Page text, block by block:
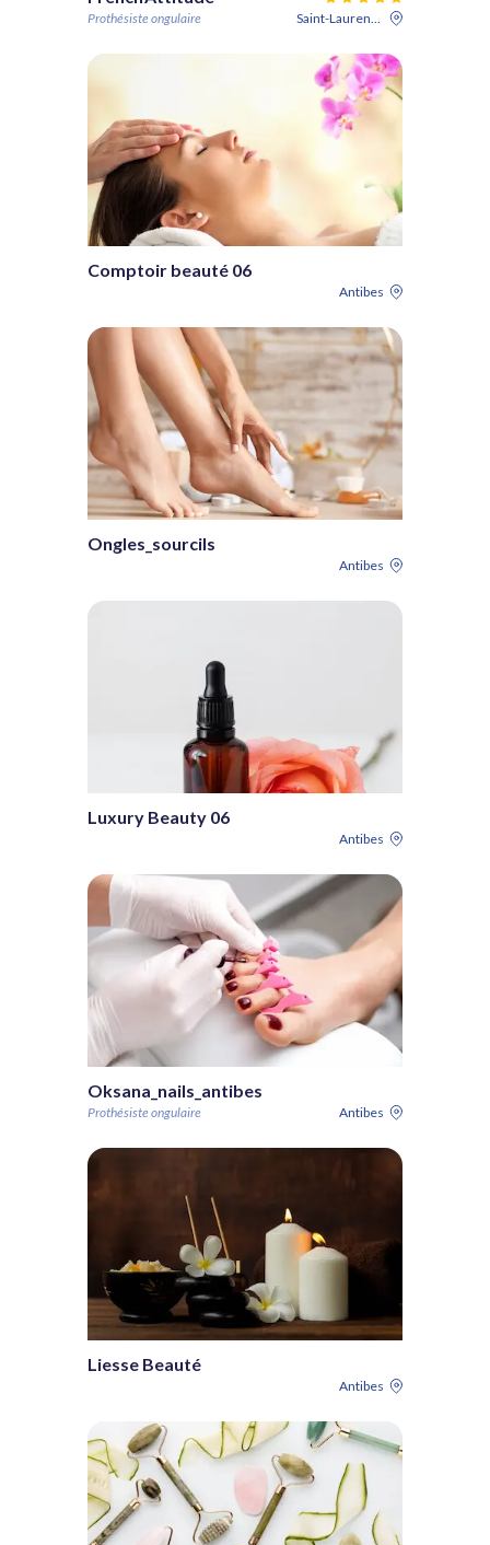
Prothésiste ongulaire Saint-Laurent-du-Var
Comptoir beauté 06
Antibes
Ongles_sourcils
Antibes
Luxury Beauty 06
Antibes
Oksana_nails_antibes
Prothésiste ongulaire Antibes
Liesse Beauté
Antibes